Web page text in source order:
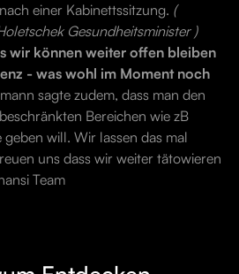
einer Kabinettssitzung. (
Gesundheitsminister )
wir können weiter offen bleiben
- was wohl im Moment noch
sagte zudem, dass man den
Bereichen wie zB
will. Wir lassen das mal
uns dass wir weiter tätowieren
Team